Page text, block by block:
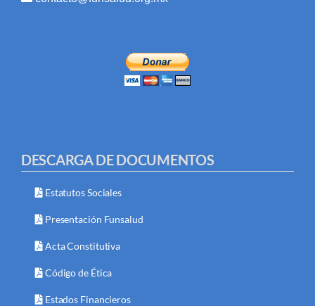
DESCARGA DE DOCUMENTOS
Estatutos Sociales
Presentación Funsalud
Acta Constitutiva
Código de Ética
Estados Financieros